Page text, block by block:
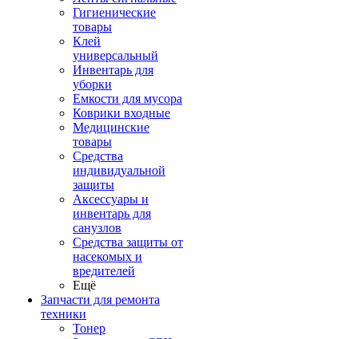
Гигиенические
товары
Клей
универсальный
Инвентарь для
уборки
Емкости для мусора
Коврики входные
Медицинские
товары
Средства
индивидуальной
защиты
Аксессуары и
инвентарь для
санузлов
Средства защиты от
насекомых и
вредителей
Ещё
Запчасти для ремонта
техники
Тонер